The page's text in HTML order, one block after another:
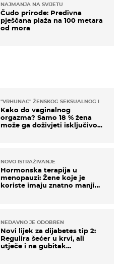
"VRHUNAC" ŽENSKOG SEKSUALNOG ISKUSTVA
Kako do vaginalnog
orgazma? Samo 18 % žena
može ga doživjeti isključivo
NOVO ISTRAŽIVANJE
Hormonska terapija u
menopauzi: Žene koje je
koriste imaju znatno manji
NEDAVNO JE ODOBREN
Novi lijek za dijabetes tip 2:
Regulira šećer u krvi, ali
utječe i na gubitak
NAJMANJA NA SVIJETU
Čudo prirode: Predivna
pješčana plaža na 100 metara
od mora